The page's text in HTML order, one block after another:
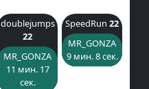
doublejumps
22
MR_GONZA
11 мин. 17
сек.
SpeedRun 22
MR_GONZA
9 мин. 8 сек.